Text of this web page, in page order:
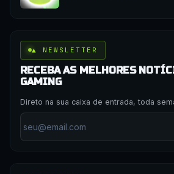
▲ NEWSLETTER
RECEBA AS MELHORES
GAMING
Direto na sua caixa de entrada, toda